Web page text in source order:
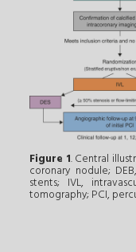
Figure 1. Central
coronary nodule;
stents; IVL,
tomography; PCI,